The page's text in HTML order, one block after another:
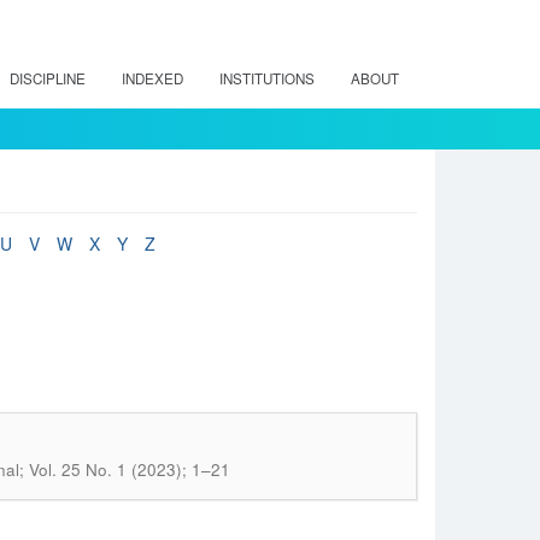
DISCIPLINE INDEXED INSTITUTIONS ABOUT
U V W X Y Z
Vol. 25 No. 1 (2023); 1–21